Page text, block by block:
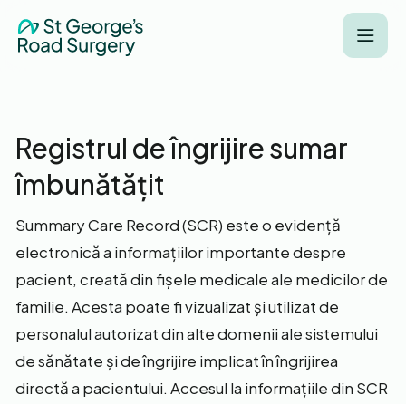
Registrul de îngrijire sumar
îmbunătățit
Summary Care Record (SCR) este o evidență
electronică a informațiilor importante despre
pacient, creată din fișele medicale ale medicilor de
familie. Acesta poate fi vizualizat și utilizat de
personalul autorizat din alte domenii ale sistemului
de sănătate și de îngrijire implicat în îngrijirea
directă a pacientului. Accesul la informațiile din SCR